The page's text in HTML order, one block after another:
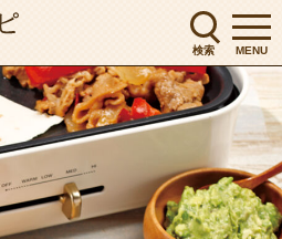
検索 MENU